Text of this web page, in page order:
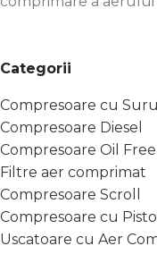
Categorii
Compresoare cu
Compresoare Diesel
Compresoare Oil Free
Filtre aer comprimat
Compresoare Scroll
Compresoare cu
Uscatoare cu Aer